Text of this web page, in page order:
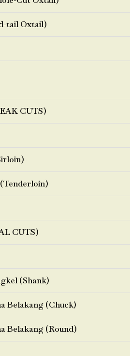
tail Oxtail)
CUTS)
CUTS)
(Shank)
Belakang (Chuck)
Belakang (Round)